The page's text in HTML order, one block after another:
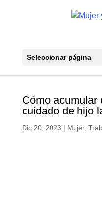
Seleccionar página
Cómo acumular
cuidado de hijo
Dic 20, 2023 | Mujer,